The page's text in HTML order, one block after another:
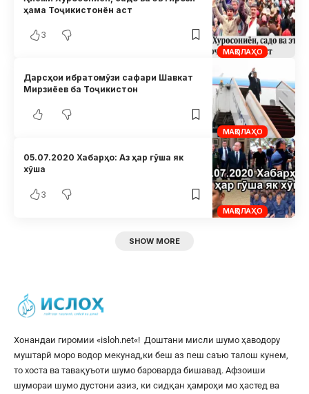
МАҚОЛАҲО
ҳама Тоҷикистонён аст
3
МАҚОЛАҲО
Дарсҳои ибратомӯзи сафари Шавкат
Мирзиёев ба Тоҷикистон
МАҚОЛАҲО
05.07.2020 Хабарҳо: Аз ҳар гӯша як
хӯша
3
SHOW MORE
Хонандаи гиромии «isloh.net«! Доштани мисли шумо ҳаводору
муштарӣ моро водор мекунад,ки беш аз пеш саъю талош кунем,
то хоста ва тавақуъоти шумо бароварда бишавад. Афзоиши
шумораи шумо дустони азиз, ки сидқан ҳамроҳи мо ҳастед ва